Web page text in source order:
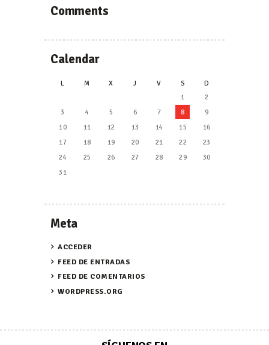
Comments
Calendar
L M X J V S
D
1
2
3
4 5 6 7 8
9
10
11 12 13 14 15
16
17
18 19 20 21 22
23
24
25 26 27 28 29
30
31
Meta
ACCEDER
FEED DE ENTRADAS
FEED DE COMENTARIOS
WORDPRESS.ORG